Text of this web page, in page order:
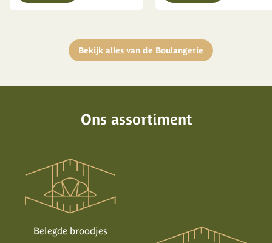
Bekijk alles van de Boulangerie
Ons assortiment
Belegde broodjes